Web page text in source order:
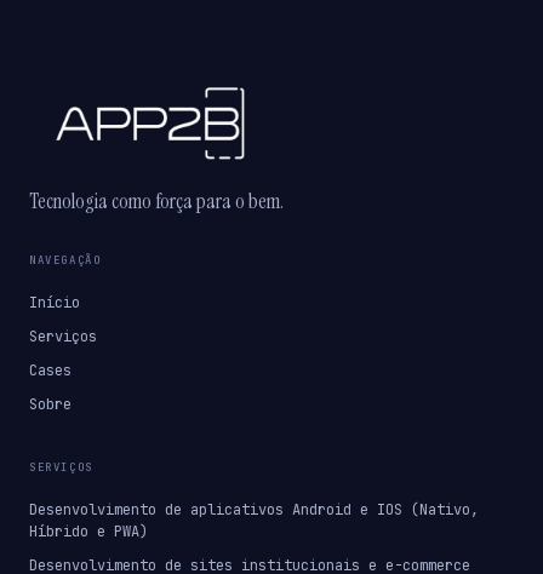
Tecnologia como força para o bem.
NAVEGAÇÃO
Início
Serviços
Cases
Sobre
SERVIÇOS
Desenvolvimento de aplicativos Android e IOS (Nativo,
Híbrido e PWA)
Desenvolvimento de sites institucionais e e-commerce